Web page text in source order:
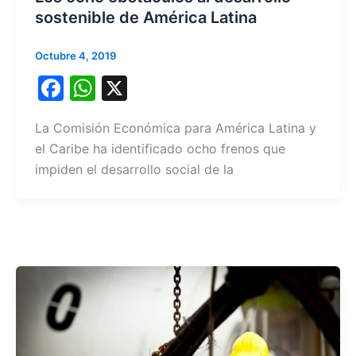
sostenible de América Latina
Octubre 4, 2019
F
c
e
k
W
at
s
X
La Comisión Económica para América Latina y
el Caribe ha identificado ocho frenos que
impiden el desarrollo social de la